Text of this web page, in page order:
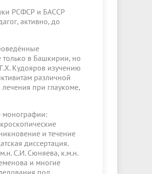
РСФСР и БАССР
активно, до
в Башкирии, но
Кудояров изучению
различной
при глаукоме,
монографии:
и течение
диссертация.
С.И. Сюняева, к.м.н.
и многие